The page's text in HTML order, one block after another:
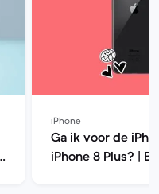
iPhone
Ga ik voor de
iPhone 8 Plus? |